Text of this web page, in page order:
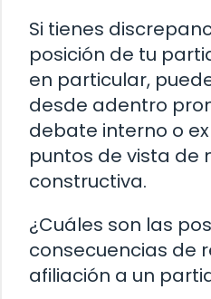
Si tienes
posición de tu
en particular,
desde adentro
debate interno o
puntos de vista de
constructiva.
¿Cuáles son las
consecuencias de
afiliación a un